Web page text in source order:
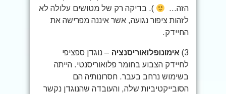
הזה…
). בדיקה רק של מטושים עלולה לא
לזהות ציפור נגועה, אשר איננה מפרישה את
החיידק.
3) אימונופלואוריסנציה – נוגדן ספציפי
לחיידק הצבוע בחומר פלואוריסנטי. הייתה
בשימוש נרחב בעבר. חסרונותיה הם
הסובייקטיביות שלה, והעובדה שהנוגדן נקשר